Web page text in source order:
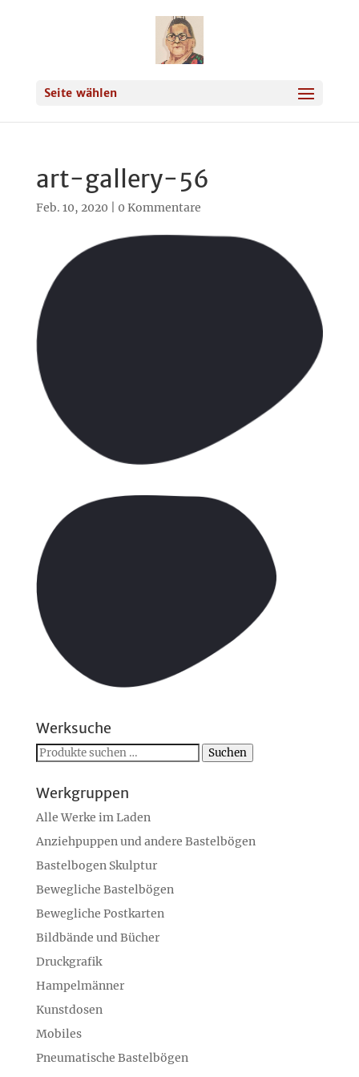
Seite wählen
art-gallery-56
Feb. 10, 2020 0 Kommentare
Werksuche
Suchen
Suchen
Werkgruppen
Alle Werke im Laden
Anziehpuppen und andere Bastelbögen
Bastelbogen Skulptur
Bewegliche Bastelbögen
Bewegliche Postkarten
Bildbände und Bücher
Druckgrafik
Hampelmänner
Kunstdosen
Mobiles
Pneumatische Bastelbögen